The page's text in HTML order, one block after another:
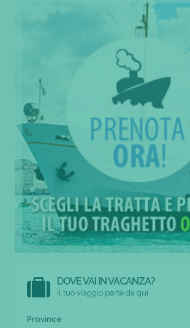
DOVE VAI IN VACANZA?
il tuo viaggio parte da qui
Province